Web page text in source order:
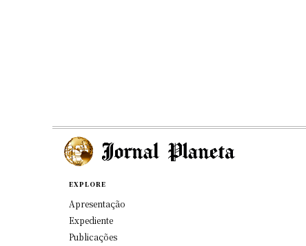
EXPLORE
Apresentação
Expediente
Publicações